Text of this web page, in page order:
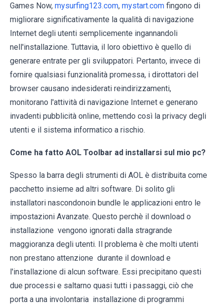
Games Now, mysurfing123.com, mystart.com fingono di
migliorare significativamente la qualità di navigazione
Internet degli utenti semplicemente ingannandoli
nell'installazione. Tuttavia, il loro obiettivo è quello di
generare entrate per gli sviluppatori. Pertanto, invece di
fornire qualsiasi funzionalità promessa, i dirottatori del
browser causano indesiderati reindirizzamenti,
monitorano l'attività di navigazione Internet e generano
invadenti pubblicità online, mettendo così la privacy degli
utenti e il sistema informatico a rischio.
Come ha fatto AOL Toolbar ad installarsi sul mio pc?
Spesso la barra degli strumenti di AOL è distribuita come
pacchetto insieme ad altri software. Di solito gli
installatori nascondonoin bundle le applicazioni entro le
impostazioni Avanzate. Questo perchè il download o
installazione vengono ignorati dalla stragrande
maggioranza degli utenti. Il problema è che molti utenti
non prestano attenzione durante il download e
l'installazione di alcun software. Essi precipitano questi
due processi e saltarno quasi tutti i passaggi, ciò che
porta a una involontaria installazione di programmi